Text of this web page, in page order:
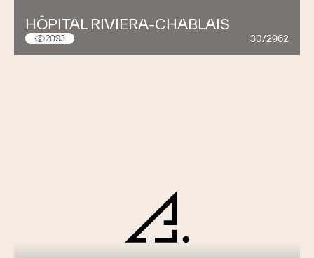
HÔPITAL RIVIERA-CHABLAIS
2093 30/2962